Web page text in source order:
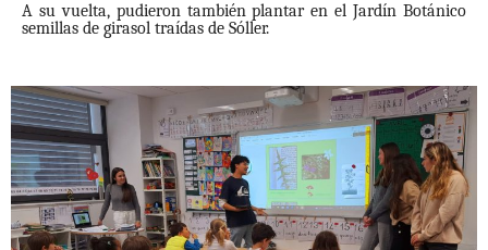
A su vuelta, pudieron también plantar en el Jardín Botánico
semillas de girasol traídas de Sóller.